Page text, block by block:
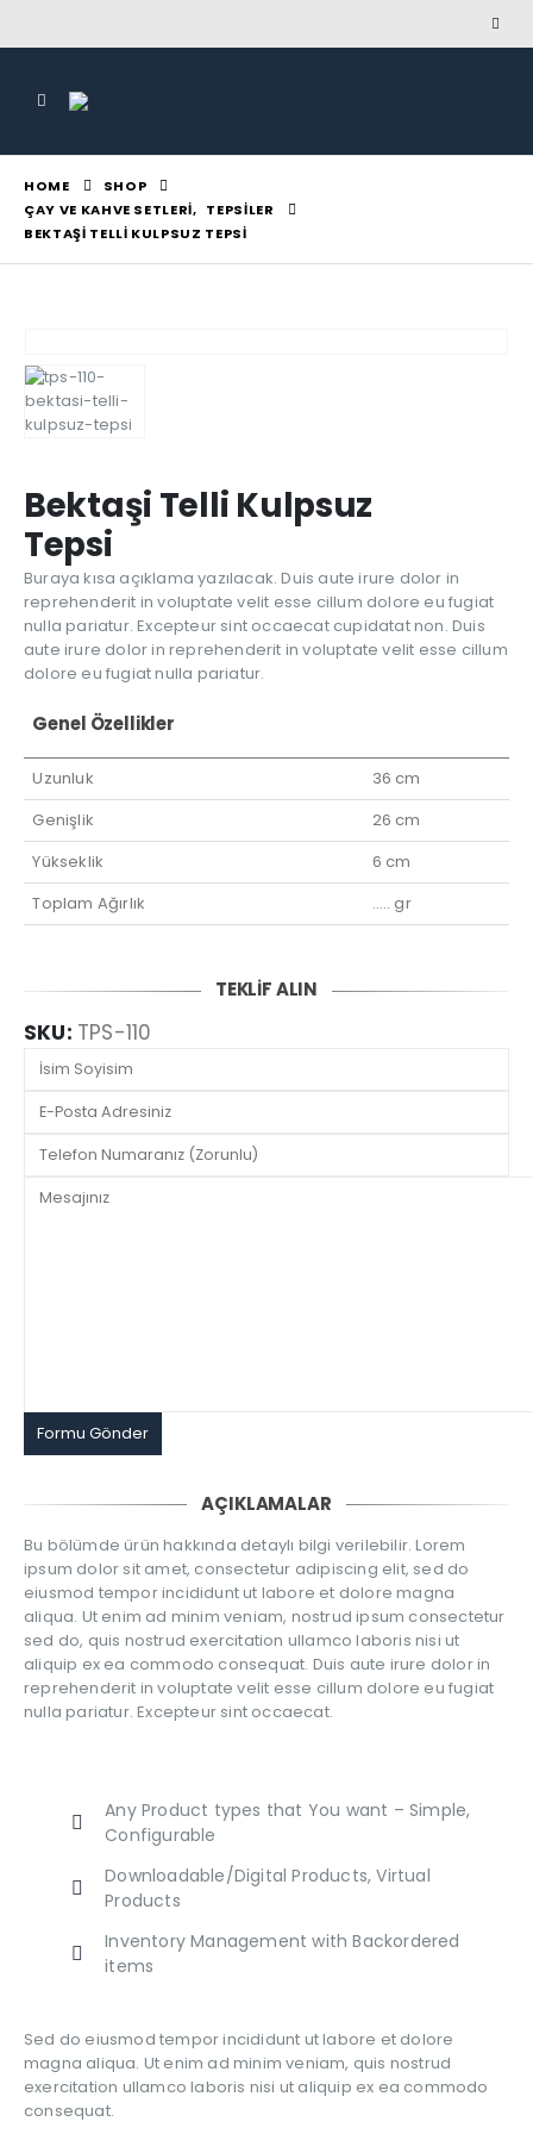
HOME
SHOP
ÇAY VE KAHVE SETLERI, TEPSILER
BEKTAŞI TELLI KULPSUZ TEPSI
Bektaşi Telli Kulpsuz
Tepsi
Buraya kısa açıklama yazılacak. Duis aute irure dolor in
reprehenderit in voluptate velit esse cillum dolore eu fugiat
nulla pariatur. Excepteur sint occaecat cupidatat non. Duis
aute irure dolor in reprehenderit in voluptate velit esse cillum
dolore eu fugiat nulla pariatur.
Genel Özellikler
Uzunluk
36 cm
Genişlik
26 cm
Yükseklik
6 cm
Toplam Ağırlık
….. gr
TEKLİF ALIN
SKU: TPS-110
AÇIKLAMALAR
Bu bölümde ürün hakkında detaylı bilgi verilebilir. Lorem
ipsum dolor sit amet, consectetur adipiscing elit, sed do
eiusmod tempor incididunt ut labore et dolore magna
aliqua. Ut enim ad minim veniam, nostrud ipsum consectetur
sed do, quis nostrud exercitation ullamco laboris nisi ut
aliquip ex ea commodo consequat. Duis aute irure dolor in
reprehenderit in voluptate velit esse cillum dolore eu fugiat
nulla pariatur. Excepteur sint occaecat.
Any Product types that You want – Simple,
Configurable
Downloadable/Digital Products, Virtual
Products
Inventory Management with Backordered
items
Sed do eiusmod tempor incididunt ut labore et dolore
magna aliqua. Ut enim ad minim veniam, quis nostrud
exercitation ullamco laboris nisi ut aliquip ex ea commodo
consequat.